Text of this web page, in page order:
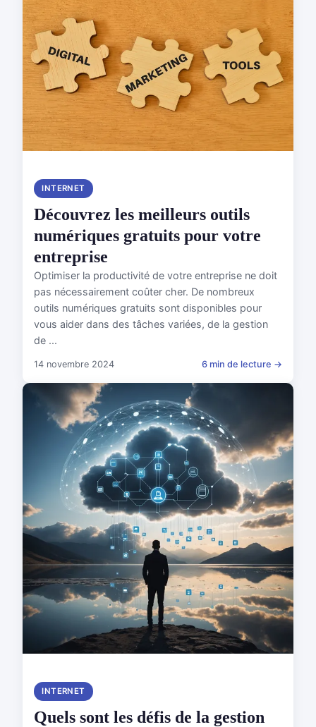
INTERNET
Découvrez les meilleurs outils
numériques gratuits pour votre
entreprise
Optimiser la productivité de votre entreprise ne doit
pas nécessairement coûter cher. De nombreux
outils numériques gratuits sont disponibles pour
vous aider dans des tâches variées, de la gestion
de ...
14 novembre 2024 6 min de lecture →
INTERNET
Quels sont les défis de la gestion